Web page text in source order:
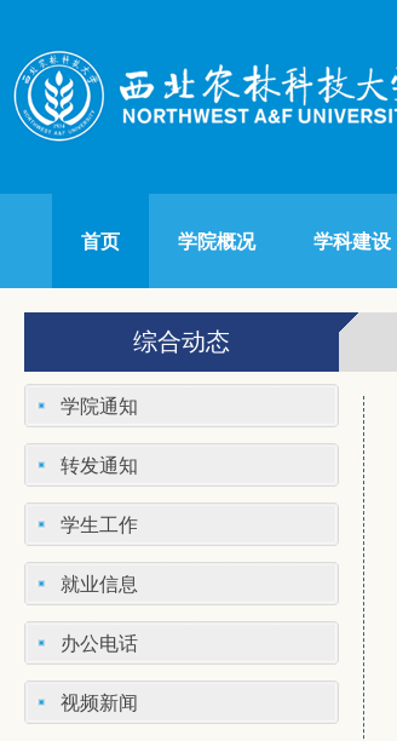
首页 学院概况 学科建设
综合动态
学院通知
转发通知
学生工作
就业信息
办公电话
视频新闻